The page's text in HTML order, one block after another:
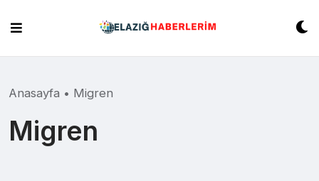
content
Anasayfa • Migren
Migren